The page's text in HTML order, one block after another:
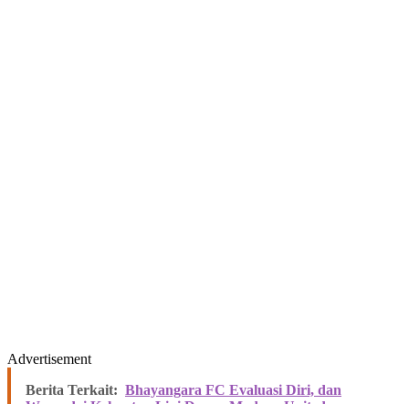
Advertisement
Berita Terkait: Bhayangara FC Evaluasi Diri, dan